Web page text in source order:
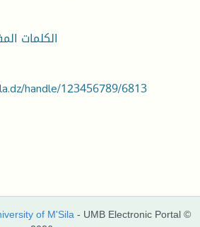
الكلمات
handle/123456789/6813
of M'Sila - UMB Electronic Portal ©